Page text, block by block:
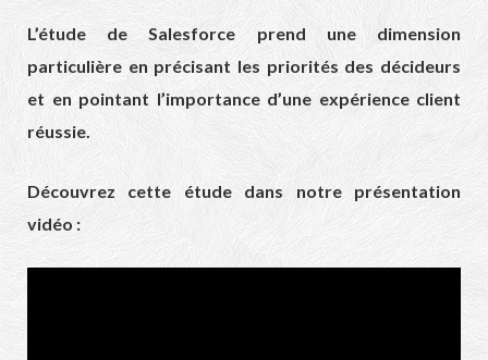
L’étude de Salesforce prend une dimension
particulière en précisant les priorités des décideurs
et en pointant l’importance d’une expérience client
réussie.
Découvrez cette étude dans notre présentation
vidéo :